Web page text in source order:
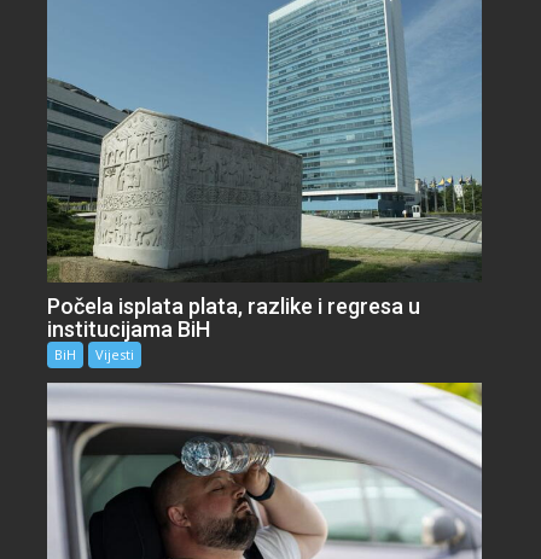
Počela isplata plata, razlike i regresa u
institucijama BiH
BiH Vijesti